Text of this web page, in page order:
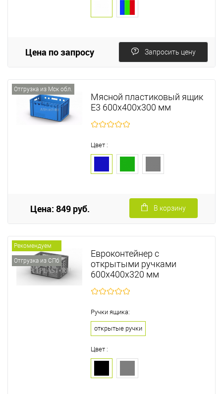
Цена по запросу Запросить цену
Отгрузка из Мск обл.
Мясной пластиковый ящик
Е3 600х400х300 мм
Цвет :
Цена: 849 руб. В корзину
Рекомендуем
Отгрузка из СПб
Евроконтейнер с
открытыми ручками
600х400х320 мм
Ручки ящика:
открытые ручки
Цвет :